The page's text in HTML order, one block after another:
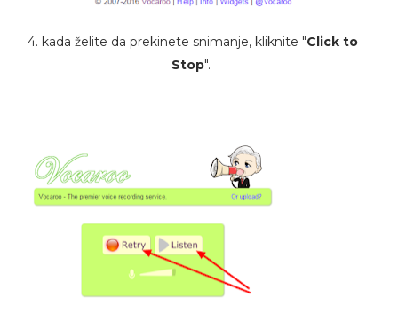
4. kada želite da prekinete snimanje, kliknite "Click to
Stop".